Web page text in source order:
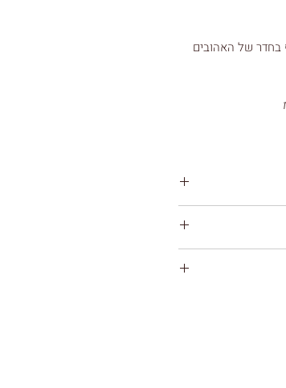
בחדר של האהובים